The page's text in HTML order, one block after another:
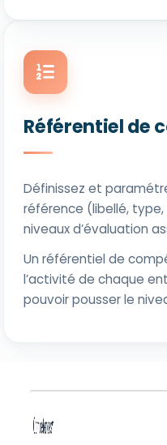
Référentiel de
Définissez et
référence (libellé,
niveaux d’évaluation
Un référentiel de
l’activité de chaque
pouvoir pousser le